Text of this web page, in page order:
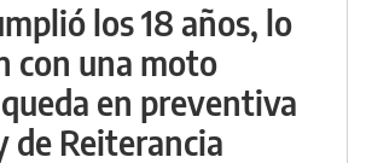
los 18 años, lo
con una moto
en preventiva
de Reiterancia